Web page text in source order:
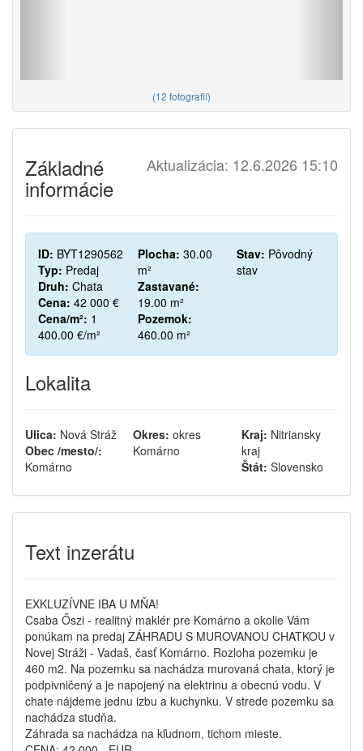
(12 fotografií)
Aktualizácia: 12.6.2026 15:10
Základné
informácie
ID: BYT1290562
Typ: Predaj
Druh: Chata
Cena: 42 000 €
Cena/m²:
400.00 €/m²
Plocha:
m²
Zastavané:
19.00 m²
Pozemok:
460.00 m²
Stav:
stav
Lokalita
Ulica: Nová Stráž
Obec /mesto/:
Komárno
Okres: okres
Komárno
Kraj:
kraj
Štát: Slovensko
Text inzerátu
EXKLUZÍVNE IBA U MŇA!
Csaba Őszi - realitný maklér pre Komárno a okolie Vám
ponúkam na predaj ZÁHRADU S MUROVANOU CHATKOU v
Novej Stráži - Vadaš, časť Komárno. Rozloha pozemku je
460 m2. Na pozemku sa nachádza murovaná chata, ktorý je
podpivničený a je napojený na elektrinu a obecnú vodu. V
chate nájdeme jednu izbu a kuchynku. V strede pozemku sa
nachádza studňa.
Záhrada sa nachádza na kľudnom, tichom mieste.